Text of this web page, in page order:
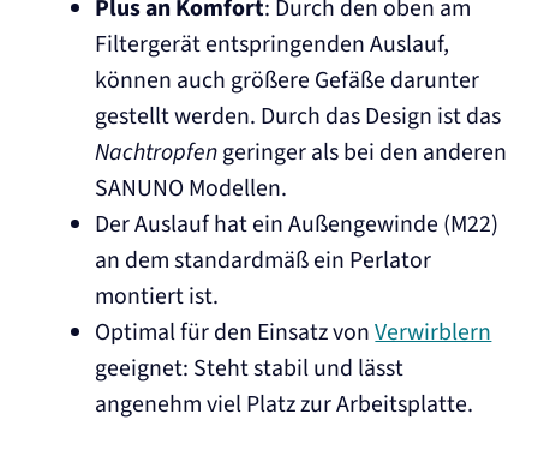
Plus an Komfort: Durch den oben am
Filtergerät entspringenden Auslauf,
können auch größere Gefäße darunter
gestellt werden. Durch das Design ist das
Nachtropfengeringer als bei den anderen
SANUNO Modellen.
Der Auslauf hat ein Außengewinde (M22)
an dem standardmäß ein Perlator
montiert ist.
Optimal für den Einsatz vonVerwirblern
geeignet: Steht stabil und lässt
angenehm viel Platz zur Arbeitsplatte.